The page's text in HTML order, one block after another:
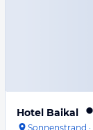
Hotel Baikal
Sonnenstrand ·